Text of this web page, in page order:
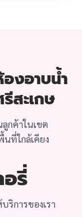
งอาบน้ำ
สะเกษ
กค้าในเขต
ที่ใกล้เคียง
รี่
ริการของเรา